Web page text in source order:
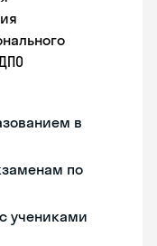
в
по
учениками